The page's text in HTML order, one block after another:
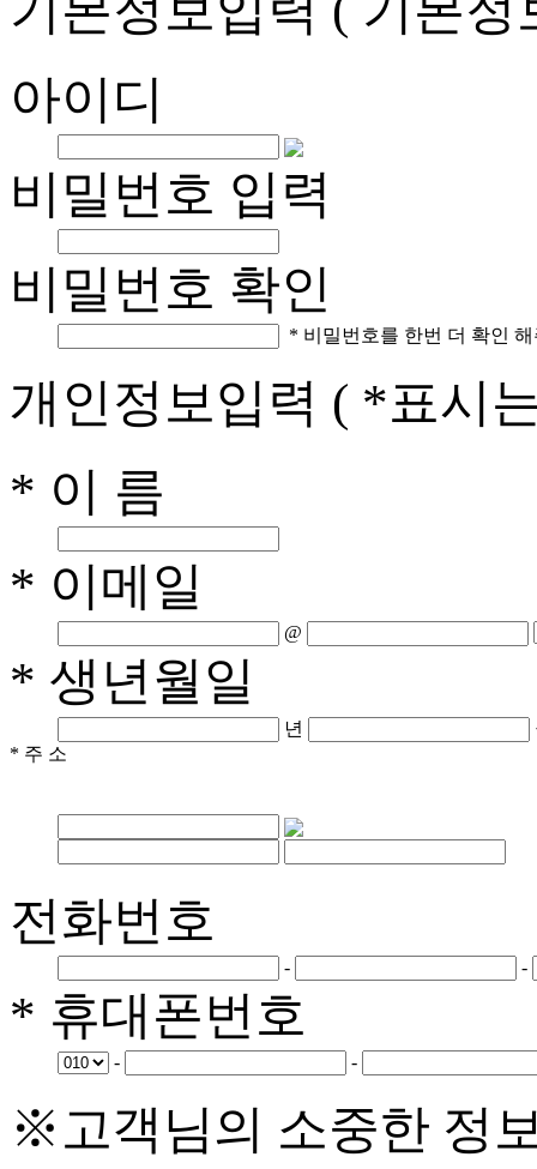
아이디
비밀번호 입력
비밀번호 확인
* 비밀번호를 한번 더 확인
개인정보입력 ( *표시
* 이 름
* 이메일
@
* 생년월일
년
* 주 소
전화번호
- -
* 휴대폰번호
- -
※고객님의 소중한 정